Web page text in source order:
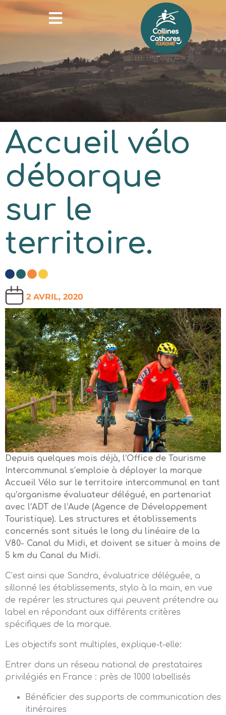
Accueil vélo
débarque
sur le
territoire.
2 AVRIL, 2020
Depuis quelques mois déjà, l’Office de Tourisme
Intercommunal s’emploie à déployer la marque
Accueil Vélo sur le territoire intercommunal en tant
qu’organisme évaluateur délégué, en partenariat
avec l’ADT de l’Aude (Agence de Développement
Touristique). Les structures et établissements
concernés sont situés le long du linéaire de la
V80- Canal du Midi, et doivent se situer à moins de
5 km du Canal du Midi.
C’est ainsi que Sandra, évaluatrice déléguée, a
sillonné les établissements, stylo à la main, en vue
de repérer les structures qui peuvent prétendre au
label en répondant aux différents critères
spécifiques de la marque.
Les objectifs sont multiples, explique-t-elle:
Entrer dans un réseau national de prestataires
privilégiés en France : près de 1000 labellisés
Bénéficier des supports de communication des
itinéraires